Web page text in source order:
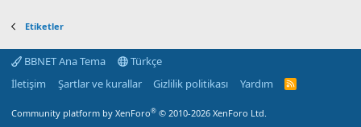
Etiketler
BBNET Ana Tema
Türkçe
İletişim
Şartlar ve kurallar Gizlilik politikası Yardım
R
Community platform by XenForo® © 2010-2026 XenForo Ltd.